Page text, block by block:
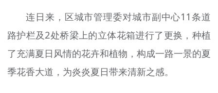
专题
资料库
+
连日来，区城市管理委对城市副中心11条道
路护栏及2处桥梁上的立体花箱进行了更换，种植
了充满夏日风情的花卉和植物，构成一路一景的夏
季花香大道，为炎炎夏日带来清新之感。